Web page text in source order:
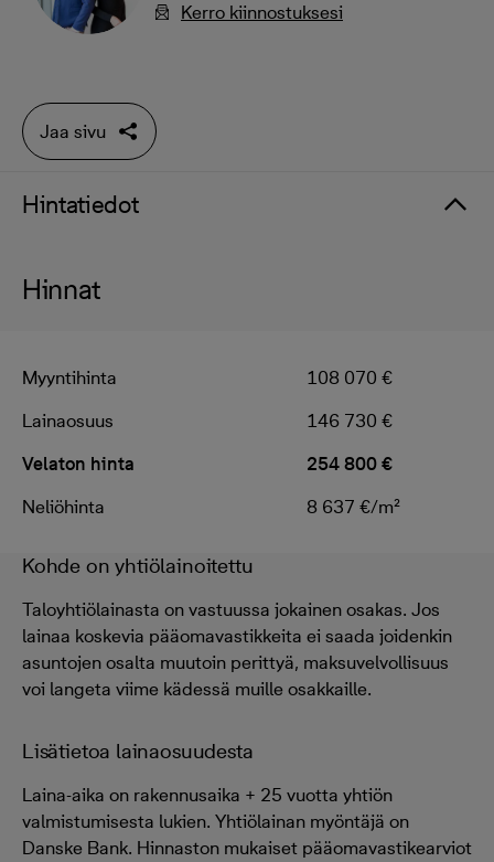
Kerro kiinnostuksesi
Jaa sivu
Hintatiedot
Hinnat
Myyntihinta
108 070 €
Lainaosuus
146 730 €
Velaton hinta
254 800 €
Neliöhinta
8 637 €/m²
Kohde on yhtiölainoitettu
Taloyhtiölainasta on vastuussa jokainen osakas. Jos
lainaa koskevia pääomavastikkeita ei saada joidenkin
asuntojen osalta muutoin perittyä, maksuvelvollisuus
voi langeta viime kädessä muille osakkaille.
Lisätietoa lainaosuudesta
Laina-aika on rakennusaika + 25 vuotta yhtiön
valmistumisesta lukien. Yhtiölainan myöntäjä on
Danske Bank. Hinnaston mukaiset pääomavastikearviot